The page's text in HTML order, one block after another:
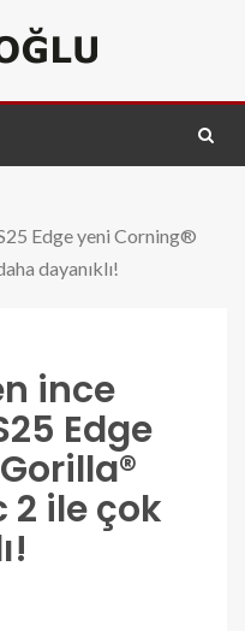
Edge yeni Corning®
dayanıklı!
ince
Edge
2 ile çok